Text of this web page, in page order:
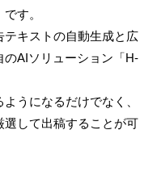
す。
キストの自動生成と広
AIソリューション「H-
うになるだけでなく、
して出稿することが可